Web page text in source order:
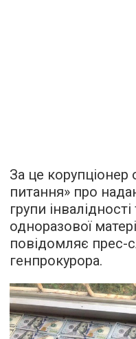
За це корупціонер
питання» про
групи
одноразової
повідомляє прес-
генпрокурора.